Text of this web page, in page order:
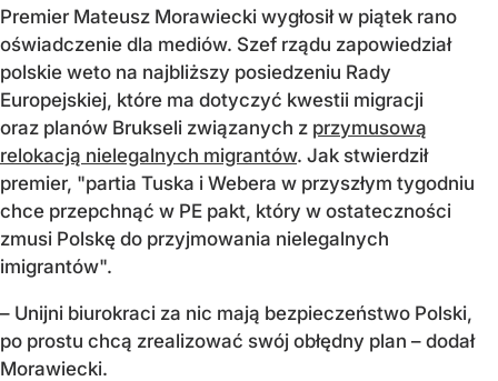
Premier Mateusz Morawiecki wygłosił w piątek rano
oświadczenie dla mediów. Szef rządu zapowiedział
polskie weto na najbliższy posiedzeniu Rady
Europejskiej, które ma dotyczyć kwestii migracji
oraz planów Brukseli związanych z przymusową
relokacją nielegalnych migrantów. Jak stwierdził
premier, "partia Tuska i Webera w przyszłym tygodniu
chce przepchnąć w PE pakt, który w ostateczności
zmusi Polskę do przyjmowania nielegalnych
imigrantów".
– Unijni biurokraci za nic mają bezpieczeństwo Polski,
po prostu chcą zrealizować swój obłędny plan – dodał
Morawiecki.